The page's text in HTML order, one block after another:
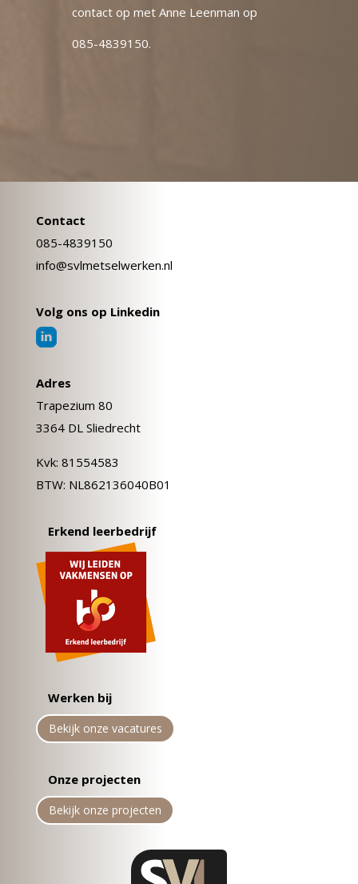
contact op met Anne Leenman op
085-4839150.
Contact
085-4839150
info@svlmetselwerken.nl
Volg ons op Linkedin
Adres
Trapezium 80
3364 DL Sliedrecht
Kvk: 81554583
BTW: NL862136040B01
Erkend leerbedrijf
Werken bij
Bekijk onze vacatures
Onze projecten
Bekijk onze projecten